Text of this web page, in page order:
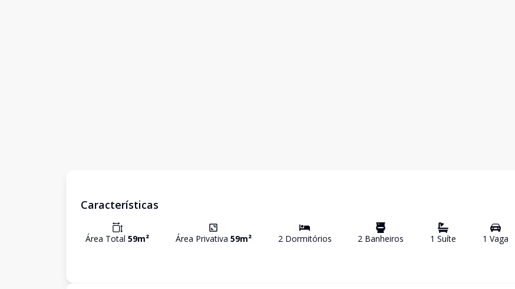
Características
Área Total 59m² Área Privativa 59m² 2Dormitórios 2 Banheiros 1 Suíte 1 Vaga